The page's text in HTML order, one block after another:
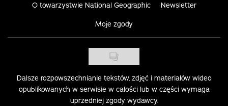
O towarzystwie National Geographic Newsletter
Moje zgody
Dalsze rozpowszechnianie tekstów, zdjęć i materiałów wideo
opublikowanych w serwisie w całości lub w części wymaga
uprzedniej zgody wydawcy.